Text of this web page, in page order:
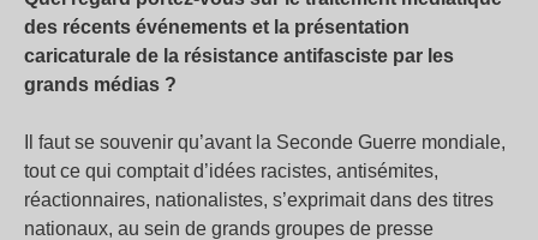
des récents événements et la présentation
caricaturale de la résistance antifasciste par les
grands médias ?
Il faut se souvenir qu’avant la Seconde Guerre mondiale,
tout ce qui comptait d’idées racistes, antisémites,
réactionnaires, nationalistes, s’exprimait dans des titres
nationaux, au sein de grands groupes de presse